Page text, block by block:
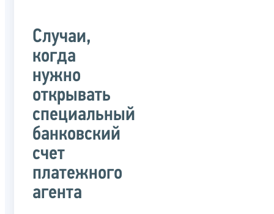
Случаи,
когда
нужно
открывать
специальный
банковский
счет
платежного
агента